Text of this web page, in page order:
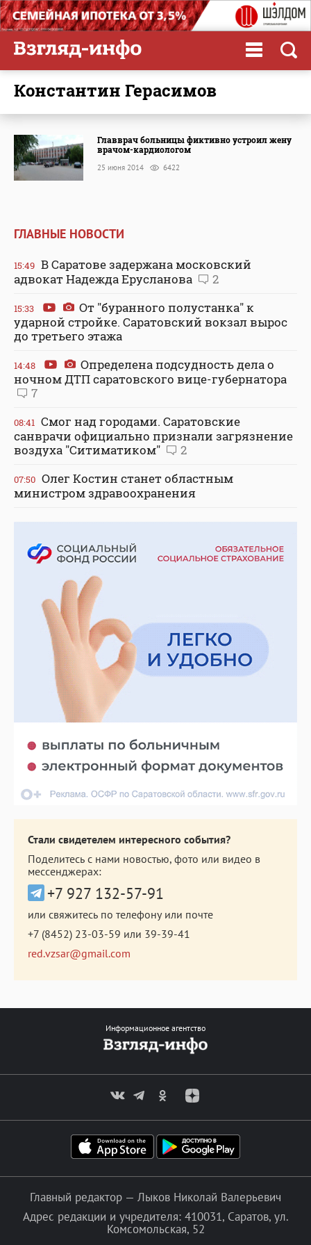
Константин Герасимов
Главврач больницы фиктивно устроил жену
врачом-кардиологом
25 июня 2014 6422
ГЛАВНЫЕ НОВОСТИ
15:49 В Саратове задержана московский
адвокат Надежда Ерусланова
2
15:33
От "буранного полустанка" к
ударной стройке. Саратовский вокзал вырос
до третьего этажа
14:48
Определена подсудность дела о
ночном ДТП саратовского вице-губернатора
7
08:41 Смог над городами. Саратовские
санврачи официально признали загрязнение
воздуха "Ситиматиком"
2
07:50 Олег Костин станет областным
министром здравоохранения
Стали свидетелем интересного события?
Поделитесь с нами новостью, фото или видео в
мессенджерах:
+7 927 132-57-91
или свяжитесь по телефону или почте
+7 (8452) 23-03-59 или 39-39-41
red.vzsar@gmail.com
Информационное агентство
Главный редактор — Лыков Николай Валерьевич
Адрес редакции и учредителя: 410031, Саратов, ул.
Комсомольская, 52